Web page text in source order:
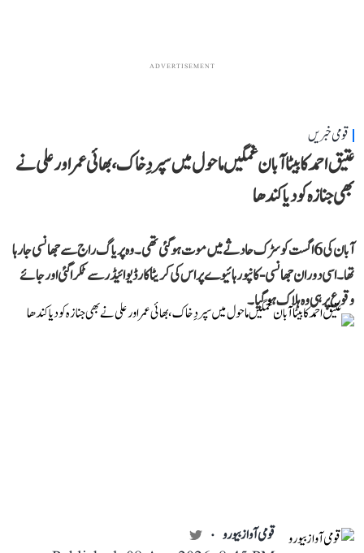
ADVERTISEMENT
قومی خبریں
عتیق احمد کا بیٹا آبان غمگین ماحول میں سپردِ خاک، بھائی عمر اور علی نے
بھی جنازہ کو دیا کندھا
آبان کی 6 اگست کو سڑک حادثے میں موت ہو گئی تھی۔ وہ پریاگ راج سے جھانسی جا رہا
تھا۔ اسی دوران جھانسی-کانپور ہائیوے پر اس کی کریٹا کار ڈیوائیڈر سے ٹکرا گئی اور جائے
وقوع پر ہی وہ ہلاک ہو گیا۔
قومی آواز بیورو